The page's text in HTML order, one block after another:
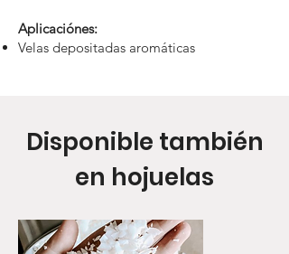
Aplicaciónes:
Velas depositadas aromáticas
Disponible también
en hojuelas